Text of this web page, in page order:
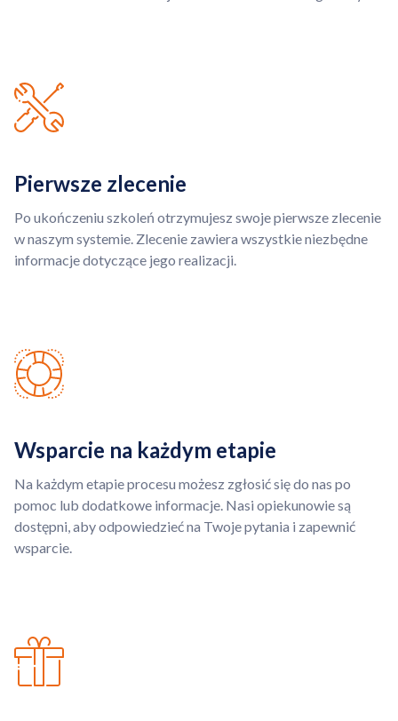
Pierwsze zlecenie
Po ukończeniu szkoleń otrzymujesz swoje pierwsze zlecenie
w naszym systemie. Zlecenie zawiera wszystkie niezbędne
informacje dotyczące jego realizacji.
Wsparcie na każdym etapie
Na każdym etapie procesu możesz zgłosić się do nas po
pomoc lub dodatkowe informacje. Nasi opiekunowie są
dostępni, aby odpowiedzieć na Twoje pytania i zapewnić
wsparcie.